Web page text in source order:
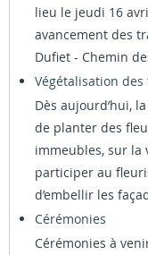
lieu le jeudi 16
avancement des
Dufiet - Chemin
Végétalisation
Dès aujourd’hui,
de planter des
immeubles, sur la
participer au
d’embellir les
Cérémonies
Cérémonies à